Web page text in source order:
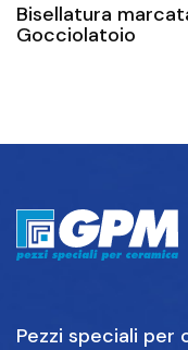
Bisellatura
Gocciolatoio
Pezzi speciali per